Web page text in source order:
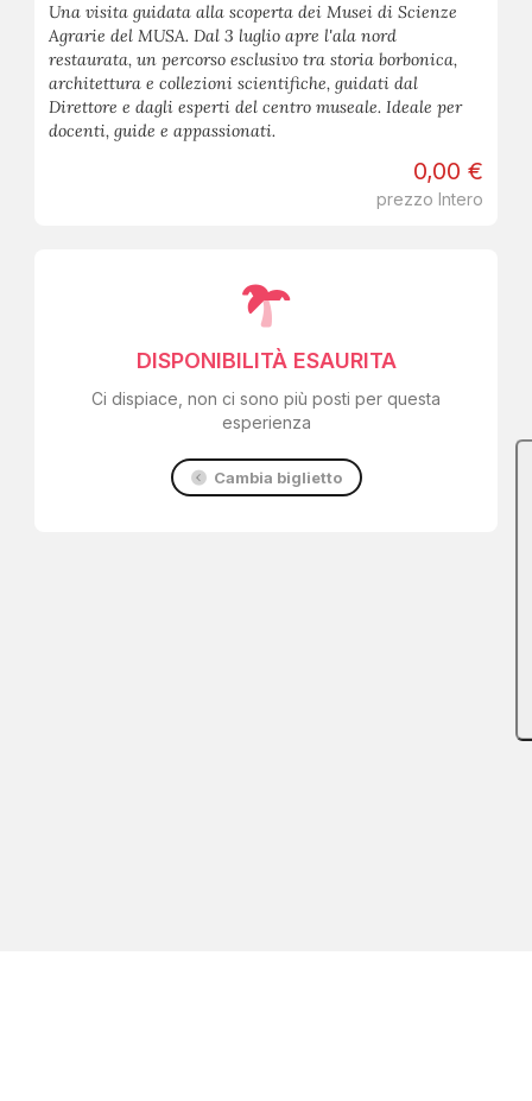
Una visita guidata alla scoperta dei Musei di Scienze
Agrarie del MUSA. Dal 3 luglio apre l'ala nord
restaurata, un percorso esclusivo tra storia borbonica,
architettura e collezioni scientifiche, guidati dal
Direttore e dagli esperti del centro museale. Ideale per
docenti, guide e appassionati.
0,00 €
prezzo Intero
DISPONIBILITÀ ESAURITA
Ci dispiace, non ci sono più posti per questa
esperienza
Cambia biglietto